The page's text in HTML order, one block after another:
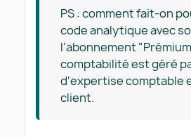
PS : comment fait-on
code analytique avec
l'abonnement
comptabilité est géré
d'expertise comptable
client.